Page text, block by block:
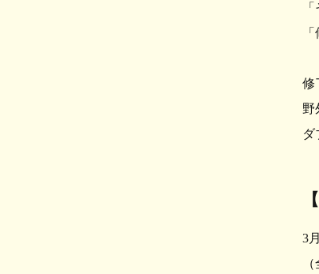
修
野
ダ
3